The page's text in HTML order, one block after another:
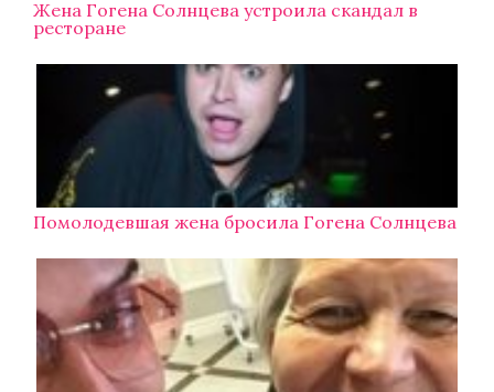
Жена Гогена Солнцева устроила скандал в
ресторане
Помолодевшая жена бросила Гогена Солнцева